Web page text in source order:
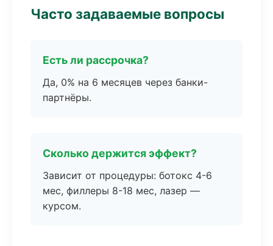
Часто задаваемые вопросы
Есть ли рассрочка?
Да, 0% на 6 месяцев через банки-
партнёры.
Сколько держится эффект?
Зависит от процедуры: ботокс 4-6
мес, филлеры 8-18 мес, лазер —
курсом.